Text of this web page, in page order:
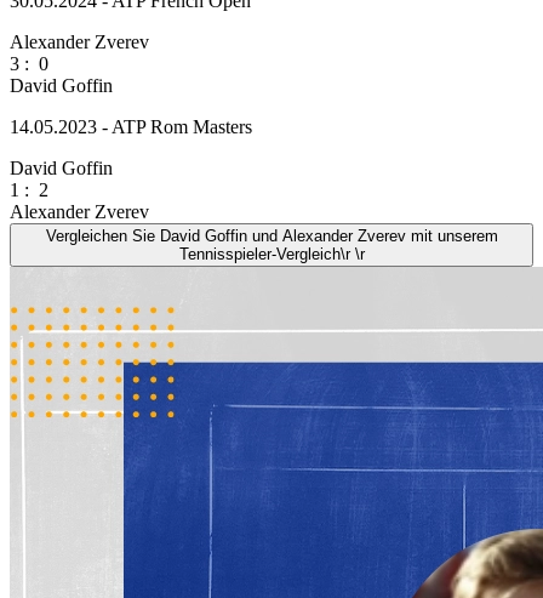
Alexander Zverev
3 : 0
David Goffin
14.05.2023 - ATP Rom Masters
David Goffin
1 : 2
Alexander Zverev
Vergleichen Sie David Goffin und Alexander Zverev mit unserem
Tennisspieler-Vergleich\r \r